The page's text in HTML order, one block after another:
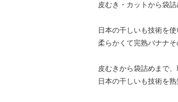
皮むき・カットから袋
日本の干しいも技術を
柔らかくて完熟バナナ
皮むきから袋詰めまで
日本の干しいも技術を